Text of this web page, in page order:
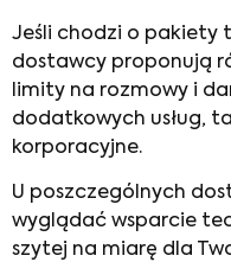
Jeśli chodzi o pakiety
dostawcy proponują
limity na rozmowy i
dodatkowych usług,
korporacyjne.
U poszczególnych
wyglądać wsparcie
szytej na miarę dla